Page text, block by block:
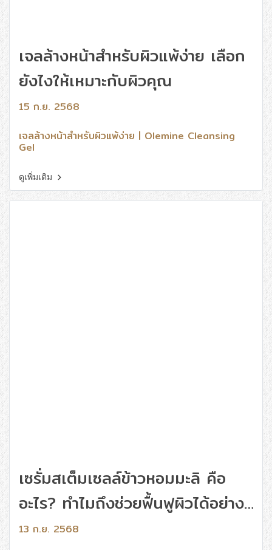
เจลล้างหน้าสำหรับผิวแพ้ง่าย เลือก
ยังไงให้เหมาะกับผิวคุณ
15 ก.ย. 2568
เจลล้างหน้าสำหรับผิวแพ้ง่าย | Olemine Cleansing
Gel
ดูเพิ่มเติม
เซรั่มสเต็มเซลล์ข้าวหอมมะลิ คือ
อะไร? ทำไมถึงช่วยฟื้นฟูผิวได้อย่าง
ล้ำลึก
13 ก.ย. 2568